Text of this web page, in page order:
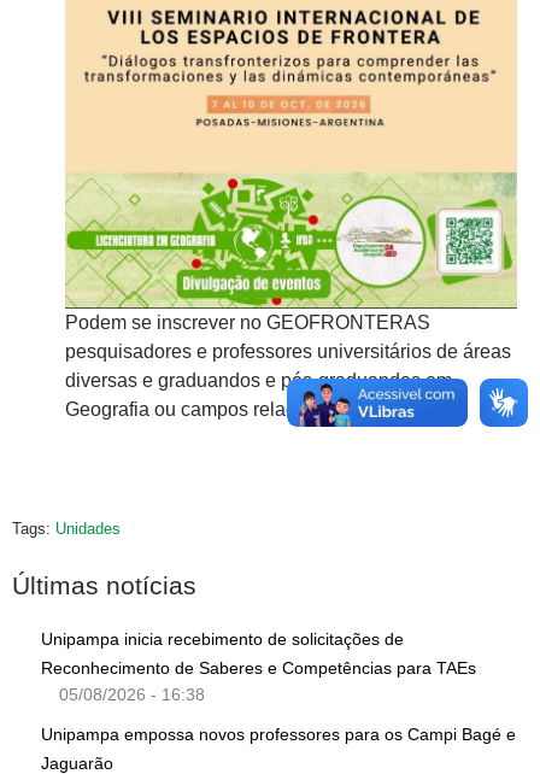
Podem se inscrever no GEOFRONTERAS
pesquisadores e professores universitários de áreas
diversas e graduandos e pós-graduandos em
Geografia ou campos relacionados.
Tags: Unidades
Últimas notícias
Unipampa inicia recebimento de solicitações de
Reconhecimento de Saberes e Competências para TAEs
05/08/2026 - 16:38
Unipampa empossa novos professores para os Campi Bagé e
Jaguarão